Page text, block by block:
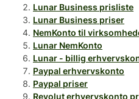
Lunar Business prisliste
Lunar Business priser
NemKonto til
Lunar NemKonto
Lunar - billig
Paypal erhvervskonto
Paypal priser
Revolut erhvervskonto